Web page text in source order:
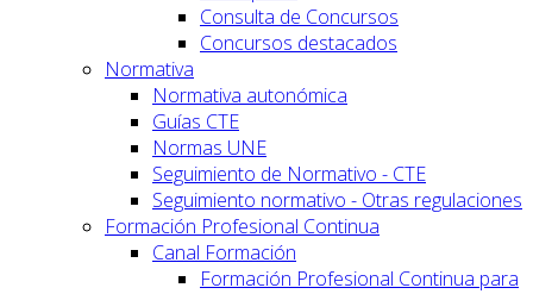
Consulta de Concursos
Concursos destacados
Normativa
Normativa autonómica
Guías CTE
Normas UNE
Seguimiento de Normativo - CTE
Seguimiento normativo - Otras regulaciones
Formación Profesional Continua
Canal Formación
Formación Profesional Continua para